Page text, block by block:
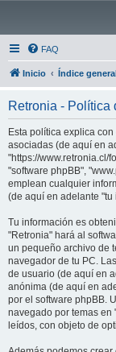
FAQ
Inicio Índice
Retronia - Política
Esta política explica
asociadas (de aquí en
"https://www.retronia.cl/
"software phpBB",
emplean cualquier
(de aquí en adelante "tu
Tu información es
"Retronia" hará al
un pequeño archivo de
navegador de tu PC.
de usuario (de aquí en
anónima (de aquí en
por el software phpBB.
navegado por temas en
leídos, con objeto de